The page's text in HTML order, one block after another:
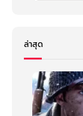
ล่าสุด